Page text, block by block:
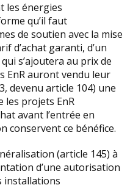
les énergies
qu’il faut
de soutien avec la mise
d’achat garanti, d’un
s’ajoutera au prix de
EnR auront vendu leur
devenu article 104) une
les projets EnR
avant l’entrée en
conservent ce bénéfice.
(article 145) à
d’une autorisation
installations